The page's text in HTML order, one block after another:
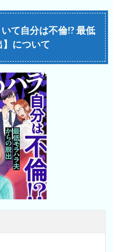
て自分は不倫!? 最低
について